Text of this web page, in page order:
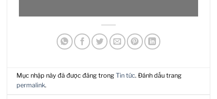
Mục nhập này đã được đăng trongTin tức. Đánh dấu trang
permalink.